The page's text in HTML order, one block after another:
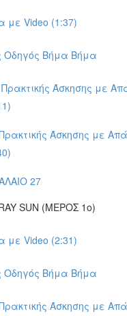
με Video (1:37)
Οδηγός Βήμα Βήμα
Άσκησης με
Άσκησης με
27
SUN (ΜΕΡΟΣ 1o)
με Video (2:31)
Οδηγός Βήμα Βήμα
Άσκησης με